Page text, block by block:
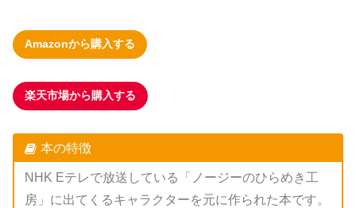
Amazonから購入する
楽天市場から購入する
本の特徴
NHK Eテレで放送している「ノージーのひらめき工
房」に出てくるキャラクターを元に作られた本です。